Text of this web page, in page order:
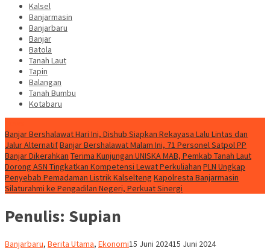
Kalsel
Banjarmasin
Banjarbaru
Banjar
Batola
Tanah Laut
Tapin
Balangan
Tanah Bumbu
Kotabaru
Banjar Bershalawat Hari Ini, Dishub Siapkan Rekayasa Lalu Lintas dan
Jalur AlternatifBanjar Bershalawat Malam Ini, 71 Personel Satpol PP
Banjar Dikerahkan Terima Kunjungan UNISKA MAB, Pemkab Tanah Laut
Dorong ASN Tingkatkan Kompetensi Lewat Perkuliahan PLN Ungkap
Penyebab Pemadaman Listrik Kalselteng Kapolresta Banjarmasin
Silaturahmi ke Pengadilan Negeri, Perkuat Sinergi
Penulis: Supian
Banjarbaru, Berita Utama, EkonomiSupian
15 Juni 202415 Juni 2024